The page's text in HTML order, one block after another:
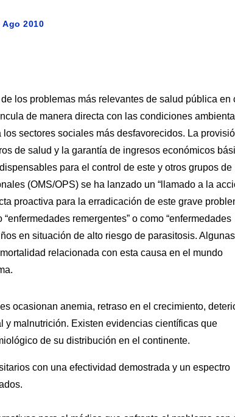
2010
los problemas más relevantes de salud pública en
de manera directa con las condiciones
sectores sociales más desfavorecidos. La
de salud y la garantía de ingresos económicos
para el control de este y otros grupos de
(OMS/OPS) se ha lanzado un “llamado a la
proactiva para la erradicación de este grave
remergentes” o como “enfermedades
en situación de alto riesgo de parasitosis. Algunas
relacionada con esta causa en el mundo
ocasionan anemia, retraso en el crecimiento,
y malnutrición. Existen evidencias científicas que
de su distribución en el continente.
con una efectividad demostrada y un espectro